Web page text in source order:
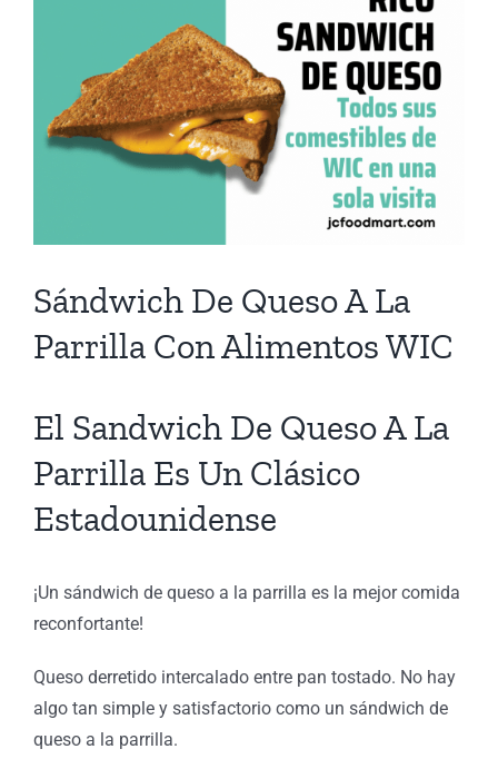
Sándwich De Queso A La
Parrilla Con Alimentos WIC
El Sandwich De Queso A La
Parrilla Es Un Clásico
Estadounidense
¡Un sándwich de queso a la parrilla es la mejor comida
reconfortante!
Queso derretido intercalado entre pan tostado. No hay
algo tan simple y satisfactorio como un sándwich de
queso a la parrilla.